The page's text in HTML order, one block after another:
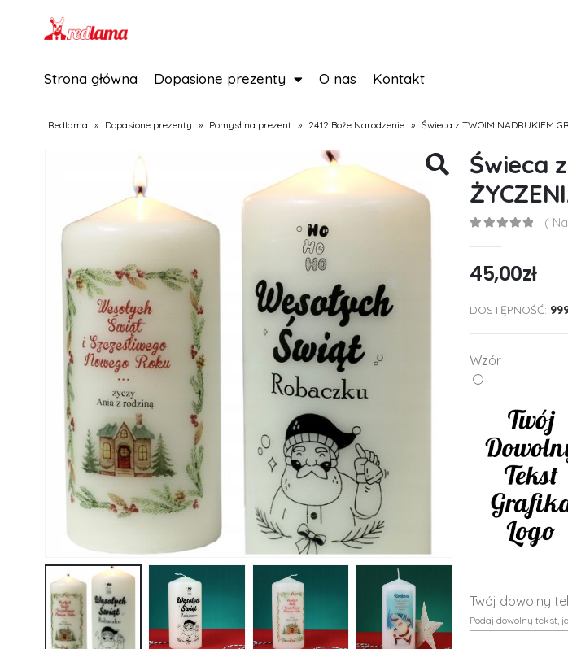
Strona główna Dopasione prezenty O nas Kontakt
Redlama » Dopasione prezenty » Pomysł na prezent » 24.12 Boże Narodzenie » Świeca z TWOIM NADRUKIEM
Świeca
(
45,00zł
DOSTĘPNOŚĆ:
Wzór
Twój dowolny
Podaj dowolny tekst,